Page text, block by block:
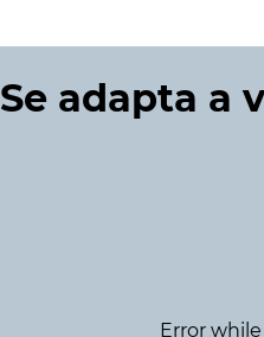
Se adapta a